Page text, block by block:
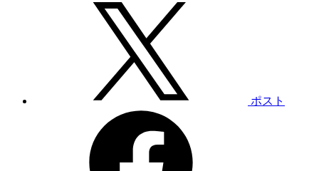
ポスト